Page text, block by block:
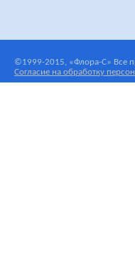
©1999-2015, «Флора-С» Все
Согласие на обработку